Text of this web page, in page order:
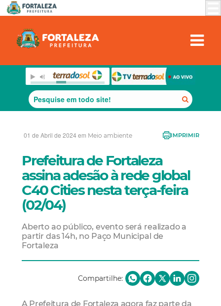
01 de Abril de 2024 em Meio ambiente IMPRIMIR
Prefeitura de Fortaleza
assina adesão à rede global
C40 Cities nesta terça-feira
(02/04)
Aberto ao público, evento será realizado a
partir das 14h, no Paço Municipal de
Fortaleza
Compartilhe:
A Prefeitura de Fortaleza agora faz parte da